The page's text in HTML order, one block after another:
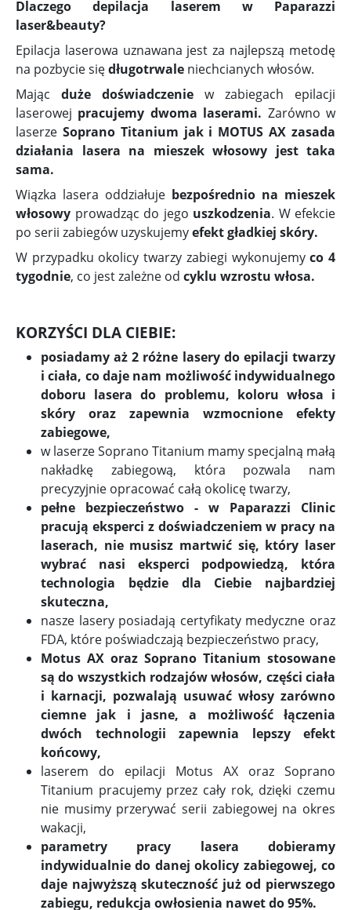
Dlaczego depilacja laserem w Paparazzi
laser&beauty?
Epilacja laserowa uznawana jest za najlepszą metodę
na pozbycie siędługotrwale niechcianych włosów.
Mając duże doświadczenie w zabiegach epilacji
laserowej pracujemy dwoma laserami. Zarówno w
laserze Soprano Titanium jak i MOTUS AX zasada
działania lasera na mieszek włosowy jest taka
sama.
Wiązka lasera oddziałuje bezpośrednio na mieszek
włosowy prowadząc do jego uszkodzenia. W efekcie
po serii zabiegów uzyskujemyefekt gładkiej skóry.
W przypadku okolicy twarzy zabiegi wykonujemyco 4
tygodnie, co jest zależne od cyklu wzrostu włosa.
KORZYŚCI DLA CIEBIE:
posiadamy aż 2 różne lasery do epilacji twarzy
i ciała, co daje nam możliwość indywidualnego
doboru lasera do problemu, koloru włosa i
skóry oraz zapewnia wzmocnione efekty
zabiegowe,
w laserze Soprano Titanium mamy specjalną małą
nakładkę zabiegową, która pozwala nam
precyzyjnie opracować całą okolicę twarzy,
pełne bezpieczeństwo - w Paparazzi Clinic
pracują eksperci z doświadczeniem w pracy na
laserach, nie musisz martwić się, który laser
wybrać nasi eksperci podpowiedzą, która
technologia będzie dla Ciebie najbardziej
skuteczna,
nasze lasery posiadają certyfikaty medyczne oraz
FDA, które poświadczają bezpieczeństwo pracy,
Motus AX oraz Soprano Titanium stosowane
są do wszystkich rodzajów włosów, części ciała
i karnacji, pozwalają usuwać włosy zarówno
ciemne jak i jasne, a możliwość łączenia
dwóch technologii zapewnia lepszy efekt
końcowy,
laserem do epilacji Motus AX oraz Soprano
Titanium pracujemy przez cały rok, dzięki czemu
nie musimy przerywać serii zabiegowej na okres
wakacji,
parametry pracy lasera dobieramy
indywidualnie do danej okolicy zabiegowej, co
daje najwyższą skuteczność już od pierwszego
zabiegu, redukcja owłosienia nawet do 95%.